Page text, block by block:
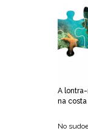
A
na
No